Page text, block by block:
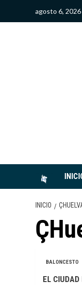
agosto 6, 2026
INICIO
BALONCESTO
EL